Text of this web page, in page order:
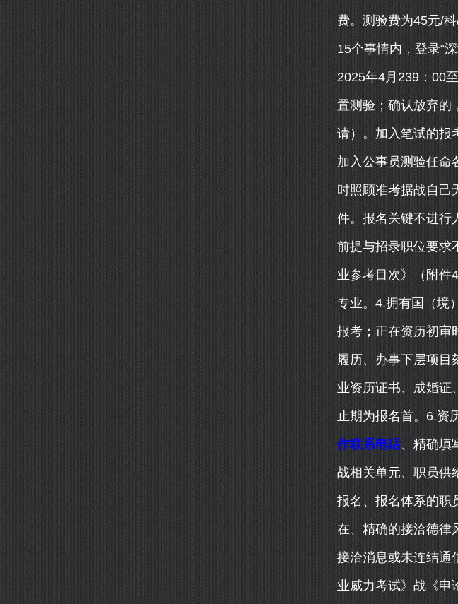
费。测验费为45元/
15个事情内，登录“
2025年4月239：00
置测验；确认放弃的
请）。加入笔试的报
加入公事员测验任命
时照顾准考据战自己
件。报名关键不进行
前提与招录职位要求
业参考目次》（附件
专业。4.拥有国（境
报考；正在资历初审
履历、办事下层项目
业资历证书、成婚证
止期为报名首。6.资
作联系电话、精确填
战相关单元、职员供
报名、报名体系的职
在、精确的接洽德律
接洽消息或未连结通
业威力考试》战《申